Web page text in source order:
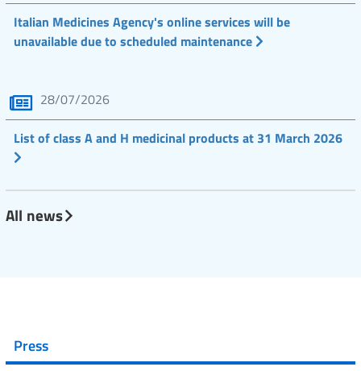
Italian Medicines Agency's online services will be
unavailable due to scheduled maintenance
28/07/2026
List of class A and H medicinal products at 31 March 2026
All news
Press